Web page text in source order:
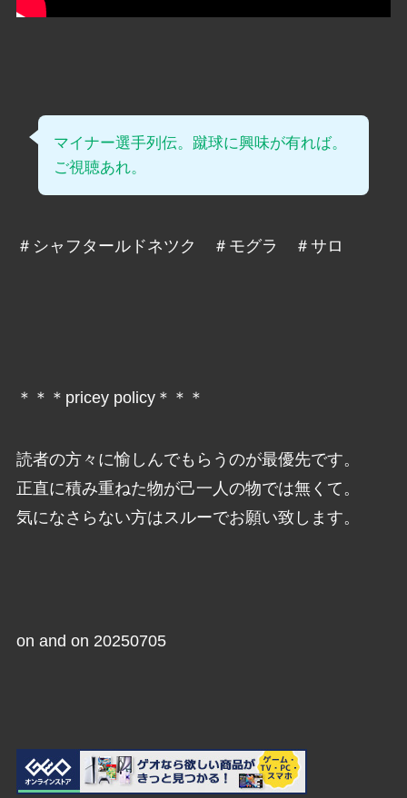
マイナー選手列伝。蹴球に興味が有れば。
ご視聴あれ。
＃シャフタールドネツク ＃モグラ ＃サロ
＊＊＊pricey policy＊＊＊
読者の方々に愉しんでもらうのが最優先です。
正直に積み重ねた物が己一人の物では無くて。
気になさらない方はスルーでお願い致します。
on and on 20250705